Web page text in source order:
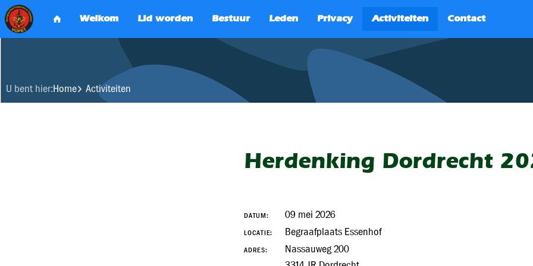
SEARCH
U bent hier:Home Activiteiten
Herdenking Dordrecht
DATUM: 09 mei 2026
LOCATIE: Begraafplaats Essenhof
ADRES:
Nassauweg 200